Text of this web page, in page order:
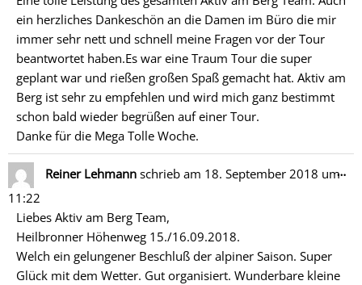
ein herzliches Dankeschön an die Damen im Büro die mir
immer sehr nett und schnell meine Fragen vor der Tour
beantwortet haben.Es war eine Traum Tour die super
geplant war und rießen großen Spaß gemacht hat. Aktiv am
Berg ist sehr zu empfehlen und wird mich ganz bestimmt
schon bald wieder begrüßen auf einer Tour.
Danke für die Mega Tolle Woche.
Reiner Lehmann schrieb am 18. September 2018 um
11:22
Liebes Aktiv am Berg Team,
Heilbronner Höhenweg 15./16.09.2018.
Welch ein gelungener Beschluß der alpiner Saison. Super
Glück mit dem Wetter. Gut organisiert. Wunderbare kleine
…